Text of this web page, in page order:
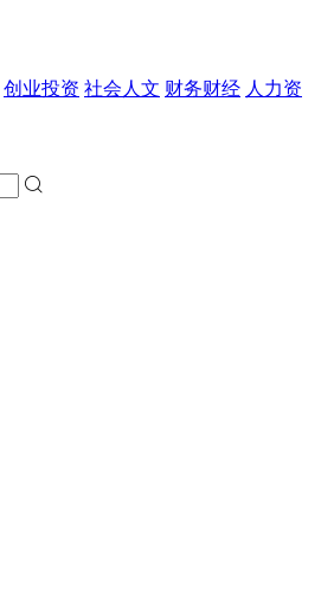
创业投资 社会人文 财务财经 人力资